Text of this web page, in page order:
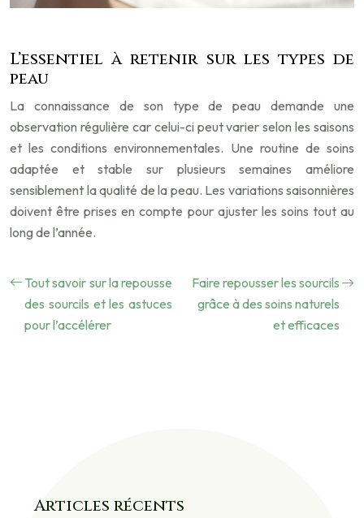
L’essentiel à retenir sur les types de
peau
La connaissance de son type de peau demande une
observation régulière car celui-ci peut varier selon les saisons
et les conditions environnementales. Une routine de soins
adaptée et stable sur plusieurs semaines améliore
sensiblement la qualité de la peau. Les variations saisonnières
doivent être prises en compte pour ajuster les soins tout au
long de l’année.
Tout savoir sur la repousse
des sourcils et les astuces
pour l’accélérer
Faire repousser les sourcils
grâce à des soins naturels
et efficaces
Articles récents